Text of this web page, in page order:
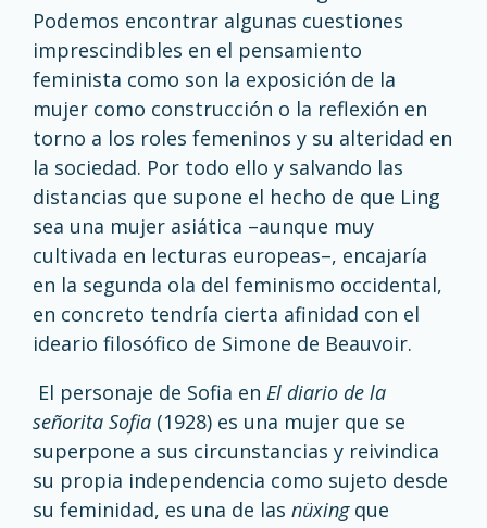
Podemos encontrar algunas cuestiones
imprescindibles en el pensamiento
feminista como son la exposición de la
mujer como construcción o la reflexión en
torno a los roles femeninos y su alteridad en
la sociedad. Por todo ello y salvando las
distancias que supone el hecho de que Ling
sea una mujer asiática –aunque muy
cultivada en lecturas europeas–, encajaría
en la segunda ola del feminismo occidental,
en concreto tendría cierta afinidad con el
ideario filosófico de Simone de Beauvoir.
El personaje de Sofia en El diario de la
señorita Sofia (1928) es una mujer que se
superpone a sus circunstancias y reivindica
su propia independencia como sujeto desde
su feminidad, es una de las nüxingque